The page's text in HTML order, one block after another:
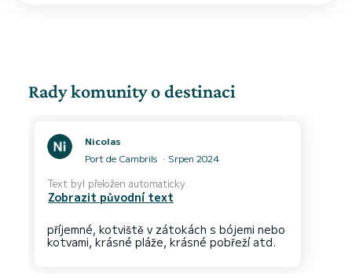
Rady komunity o destinaci
Nicolas
Port de Cambrils
Srpen 2024
Text byl přeložen automaticky
Zobrazit původní text
příjemné, kotviště v zátokách s bójemi nebo